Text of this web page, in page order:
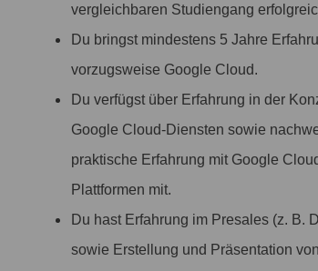
vergleichbaren Studiengang
Du bringst mindestens 5 Jahre
vorzugsweise Google Cloud.
Du verfügst über Erfahrung in der
Google Cloud-Diensten sowie
praktische Erfahrung mit Google
Plattformen mit.
Du hast Erfahrung im Presales (z. B.
sowie Erstellung und Präsentation